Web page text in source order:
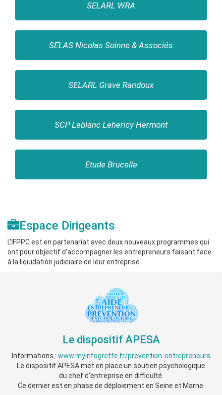
SELARL WRA
SELAS Nicolas Soinne & Associés
SELARL Grave Randoux
SCP Leblanc Lehericy Hermont
Etude Brucelle
Espace Dirigeants
L'IFPPC est en partenariat avec deux nouveaux programmes qui
ont pour objectif d'accompagner les entrepreneurs faisant face
à la liquidation judiciaire de leur entreprise :
Le dispositif APESA
Informations : www.myinfogreffe.fr/prevention-entrepreneurs
Le dispositif APESA met en place un soutien psychologique
du chef d'entreprise en difficulté.
Ce dernier est en phase de déploiement en Seine et Marne.